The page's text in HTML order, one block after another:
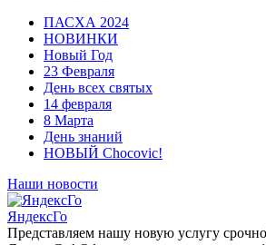
ПАСХА 2024
НОВИНКИ
Новый Год
23 Февраля
День всех святых
14 февраля
8 Марта
День знаний
НОВЫЙ Chocovic!
Наши новости
ЯндексГо
Представляем нашу новую услугу